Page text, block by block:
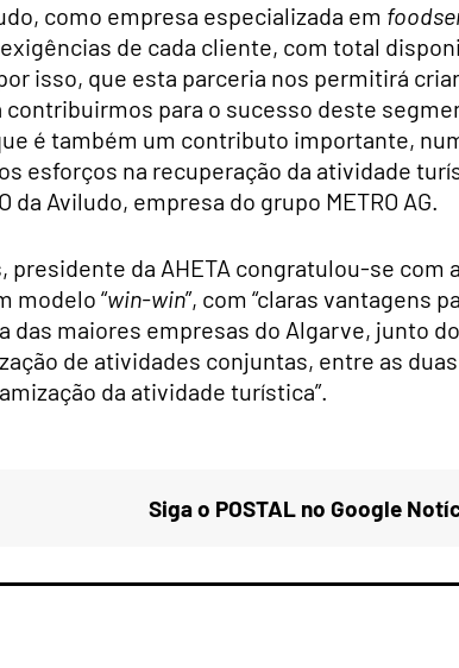
como empresa especializada em
de cada cliente, com total
isso, que esta parceria nos permitirá
contribuirmos para o sucesso deste
é também um contributo importante,
esforços na recuperação da atividade
da Aviludo, empresa do grupo METRO AG.
presidente da AHETA congratulou-se com
modelo “win-win”, com “claras vantagens
das maiores empresas do Algarve, junto
de atividades conjuntas, entre as
da atividade turística”.
Siga o POSTAL no Google